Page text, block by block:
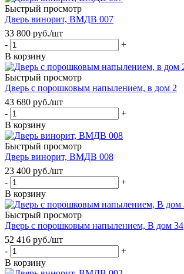
Быстрый просмотр
Дверь винорит, ВМДВ 007
33 800 руб./шт
-
+
В корзину
Быстрый просмотр
Дверь с порошковым напылением, в дом 2
43 680 руб./шт
-
+
В корзину
Быстрый просмотр
Дверь винорит, ВМДВ 008
23 400 руб./шт
-
+
В корзину
Быстрый просмотр
Дверь с порошковым напылением, В дом 34
52 416 руб./шт
-
+
В корзину